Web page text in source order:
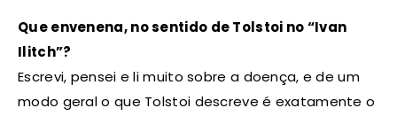
Que envenena, no sentido de Tolstoi no “Ivan
Ilitch”?
Escrevi, pensei e li muito sobre a doença, e de um
modo geral o que Tolstoi descreve é exatamente o